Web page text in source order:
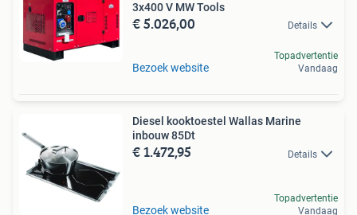
3x400 V MW Tools
€ 5.026,00 Details
Bezoek website
Topadvertentie
Vandaag
Diesel kooktoestel Wallas Marine
inbouw 85Dt
€ 1.472,95 Details
Bezoek website
Topadvertentie
Vandaag